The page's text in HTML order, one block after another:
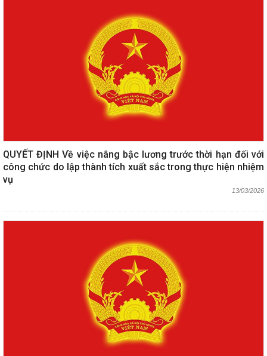
QUYẾT ĐỊNH Về việc nâng bậc lương trước thời hạn đối với
công chức do lập thành tích xuất sắc trong thực hiện nhiệm
vụ
13/03/2026